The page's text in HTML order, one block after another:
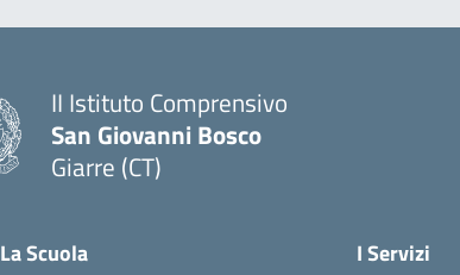
II Istituto Comprensivo
San Giovanni Bosco
Giarre (CT)
La Scuola I Servizi